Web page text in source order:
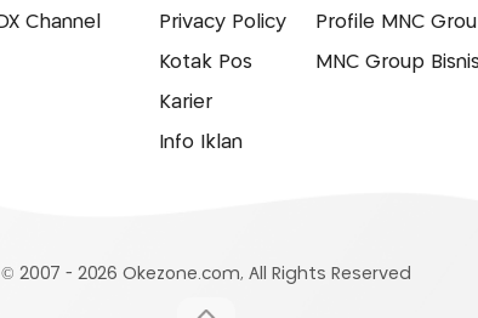
IDX Channel Privacy Policy
Kotak Pos
Karier
Info Iklan
Profile MNC
MNC Group
© 2007 - 2026 Okezone.com, All Rights Reserved